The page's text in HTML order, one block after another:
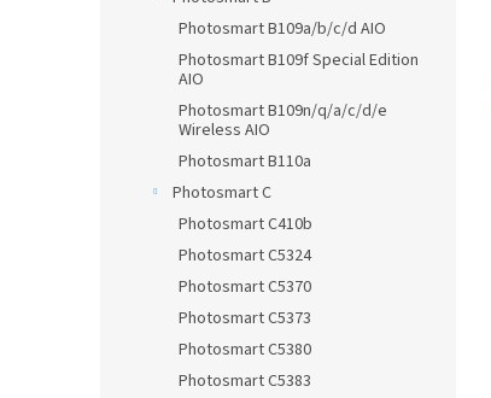
Photosmart B109a/b/c/d AIO
Photosmart B109f Special Edition
AIO
Photosmart B109n/q/a/c/d/e
Wireless AIO
Photosmart B110a
Photosmart C
Photosmart C410b
Photosmart C5324
Photosmart C5370
Photosmart C5373
Photosmart C5380
Photosmart C5383